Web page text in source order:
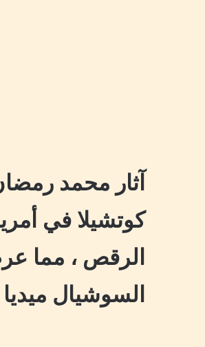
آثار محمد
كوتشيلا في
الرقص ، مما
السوشيال